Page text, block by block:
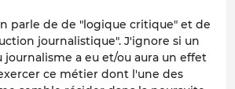
parle de de "logique critique" et de
journalistique". J'ignore si un
journalisme a eu et/ou aura un effet
ce métier dont l'une des